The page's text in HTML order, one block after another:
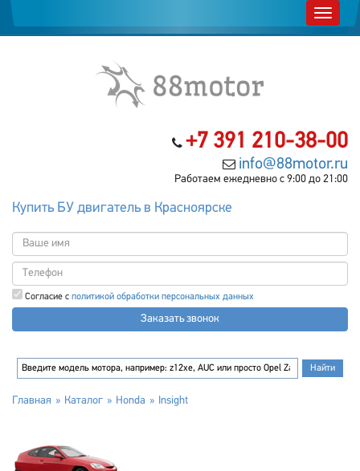
+7 391 210-38-00
info@88motor.ru
Работаем ежедневно с 9:00 до 21:00
Купить БУ двигатель в Красноярске
Согласие с политикой обработки персональных данных
Заказать звонок
Главная Каталог Honda Insight